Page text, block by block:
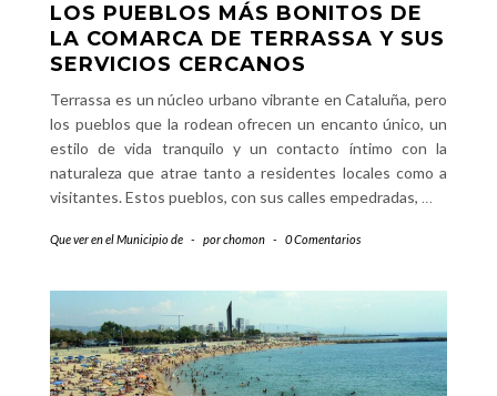
LOS PUEBLOS MÁS BONITOS DE
LA COMARCA DE TERRASSA Y SUS
SERVICIOS CERCANOS
Terrassa es un núcleo urbano vibrante en Cataluña, pero
los pueblos que la rodean ofrecen un encanto único, un
estilo de vida tranquilo y un contacto íntimo con la
naturaleza que atrae tanto a residentes locales como a
visitantes. Estos pueblos, con sus calles empedradas, …
Que ver en el Municipio de - porchomon - 0 Comentarios